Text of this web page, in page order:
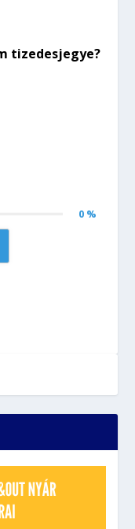
tizedesjegye?
0 %